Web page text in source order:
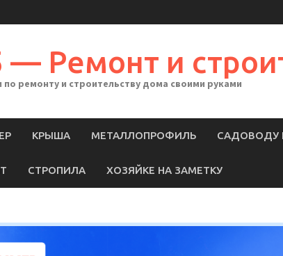
— Ремонт и
по ремонту и строительству дома своими руками
КРЫША МЕТАЛЛОПРОФИЛЬ САДОВОДУ
СТРОПИЛА ХОЗЯЙКЕ НА ЗАМЕТКУ